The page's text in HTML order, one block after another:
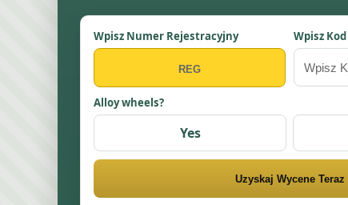
Wpisz Numer Rejestracyjny Wpisz
Alloy wheels?
Yes
Uzyskaj Wycene Teraz